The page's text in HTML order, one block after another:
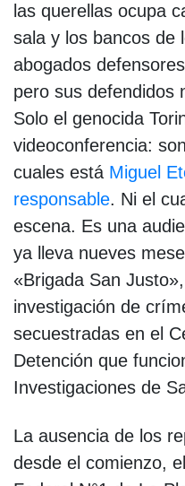
las querellas ocupa
sala y los bancos de
abogados
pero sus defendidos
Solo el genocida
videoconferencia:
cuales está Miguel
responsable. Ni el
escena. Es una
ya lleva nueves
«Brigada San
investigación de
secuestradas en el
Detención que
Investigaciones de
La ausencia de los
desde el comienzo,